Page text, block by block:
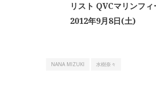
リスト QVCマリンフィ
2012年9月8日(土)
NANA MIZUKI 水樹奈々